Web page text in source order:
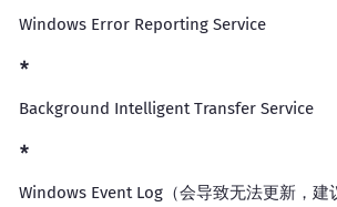
Windows Error Reporting Service
Background Intelligent Transfer Service
Windows Event Log（会导致无法更新，建